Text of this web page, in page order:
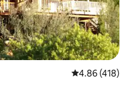
レビュー418
4.86 (418)